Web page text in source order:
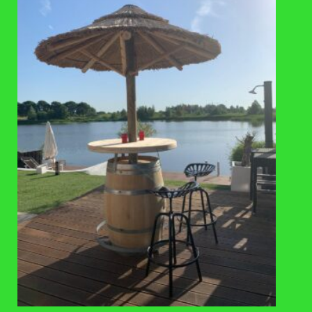
Wij gebruiken RVS schroeven. Zoals bijna alle houtsoorten
reageert hardhout namelijk op contact met ijzer. Dit kan
sterk verkleuring veroorzaken, wat eruit kan zien als
Bij gereedschap (bits en boortjes) vooraf metaalsplinters
verwijderen.
Contact met gazonmest en cement vermijden (deze
bevatten ijzersporen).
De plantenbak is niet geschikt om aangevuld te
verplaatsen.
BEPLANTINGSADVIES:
Vul de bak met ca. 10 cm hydrokorrels.
Plaats hierover een waterdoorlatend anti-worteldoek.